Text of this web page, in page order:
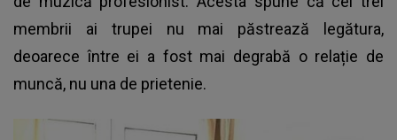
membrii ai trupei nu mai păstrează legătura,
deoarece între ei a fost mai degrabă o relație de
muncă, nu una de prietenie.